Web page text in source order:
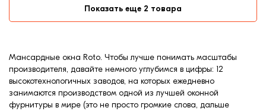
Показать еще 2 товара
Мансардные окна Roto. Чтобы лучше понимать масштабы
производителя, давайте немного углубимся в цифры: 12
высокотехнологичных заводов, на которых ежедневно
занимаются производством одной из лучшей оконной
фурнитуры в мире (это не просто громкие слова, дальше